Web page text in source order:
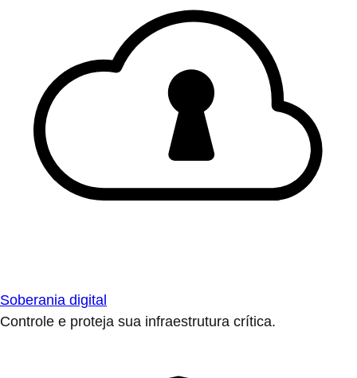
Soberania digital
Controle e proteja sua infraestrutura crítica.